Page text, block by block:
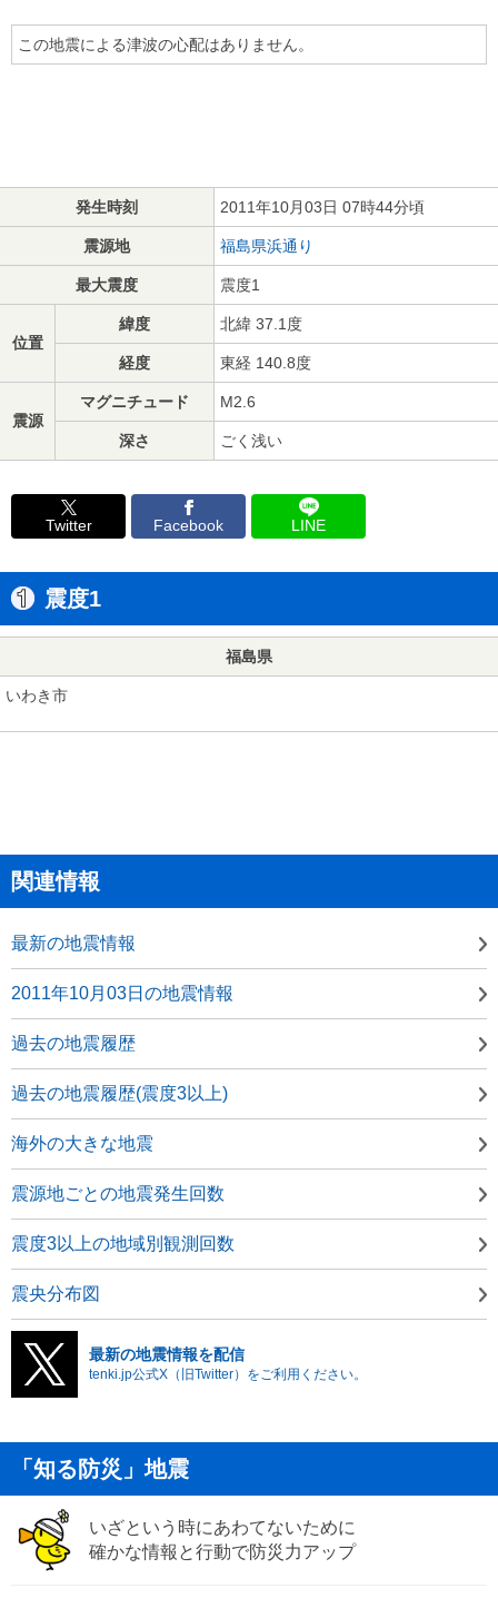
この地震による津波の心配はありません。
発生時刻 2011年10月03日 07時44分頃
震源地 福島県浜通り
最大震度 震度1
位置
緯度 北緯 37.1度
経度 東経 140.8度
震源
マグニチュード M2.6
深さ ごく浅い
Twitter Facebook LINE
震度1
福島県
いわき市
関連情報
最新の地震情報
2011年10月03日の地震情報
過去の地震履歴
過去の地震履歴(震度3以上)
海外の大きな地震
震源地ごとの地震発生回数
震度3以上の地域別観測回数
震央分布図
最新の地震情報を配信
tenki.jp公式X（旧Twitter）をご利用ください。
「知る防災」地震
いざという時にあわてないために
確かな情報と行動で防災力アップ